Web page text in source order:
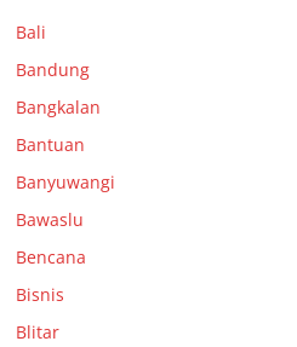
Bali
Bandung
Bangkalan
Bantuan
Banyuwangi
Bawaslu
Bencana
Bisnis
Blitar